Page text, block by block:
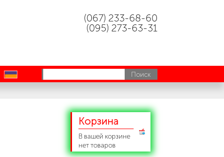
(067) 233-68-60
(095) 273-63-31
uk
Корзина
В вашей корзине
нет товаров